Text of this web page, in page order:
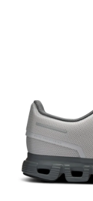
NAŠE SLUŽBY
NEZAŘAZENÉ
NOVÝ IMPORT